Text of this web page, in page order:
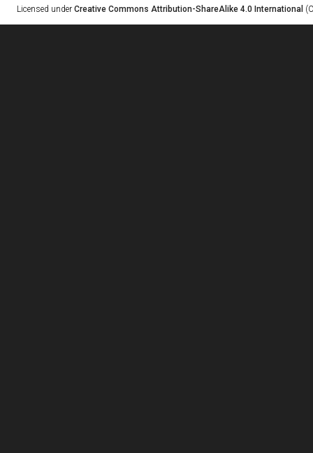
Licensed under Creative Commons Attribution-ShareAlike 4.0 International